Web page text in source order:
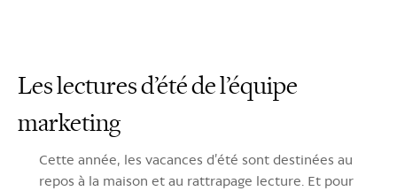
Les lectures d’été de l’équipe
marketing
Cette année, les vacances d’été sont destinées au
repos à la maison et au rattrapage lecture. Et pour